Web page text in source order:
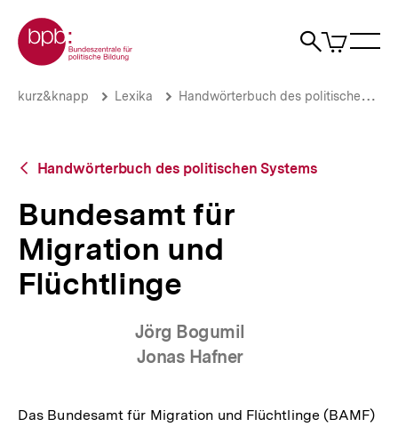
zum
Seiteninhalt
springen
Zur Startseite der bpb
Suche
Artikel
im
Bundesamt
Flüchtlinge
Brotkrümelnavigation
Pfadnavigation
kurz&knapp Lexika Handwörterbuch des politischen Systems
Zurück
Übersicht
Handwörterbuch des politischen Systems
Bundesamt für
Migration und
Flüchtlinge
Jörg Bogumil
Jonas Hafner
Das Bundesamt für Migration und Flüchtlinge (BAMF)